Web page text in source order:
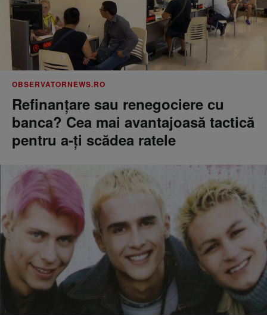
OBSERVATORNEWS.RO
Refinanţare sau renegociere cu
banca? Cea mai avantajoasă tactică
pentru a-ţi scădea ratele